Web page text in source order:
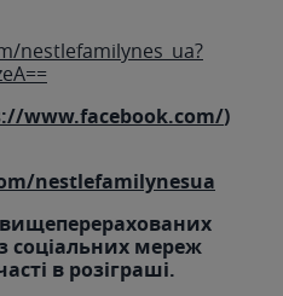
nestlefamilynes_ua?
www.facebook.com/)
nestlefamilynesua
вищеперерахованих
соціальних мереж
в розіграші.